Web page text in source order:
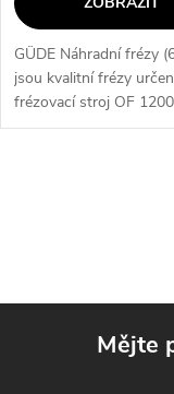
GÜDE Náhradní frézy
jsou kvalitní frézy
frézovací stroj OF
58315. Tato 6-dílná
Mějte